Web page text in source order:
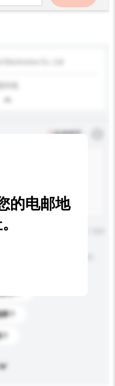
Electronics Co., Ltd
*必须填写
少？
？
的电邮地